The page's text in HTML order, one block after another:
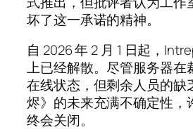
坏了这一承诺的精神。
自 2026 年 2 月 1 日起，
上已经解散。尽管服务器在
在线状态，但剩余人员的缺
烬》的未来充满不确定性，
终会关闭。